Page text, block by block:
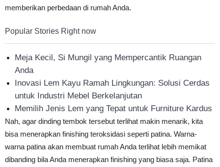
memberikan perbedaan di rumah Anda.
Popular Stories Right now
Meja Kecil, Si Mungil yang Mempercantik Ruangan
Anda
Inovasi Lem Kayu Ramah Lingkungan: Solusi Cerdas
untuk Industri Mebel Berkelanjutan
Memilih Jenis Lem yang Tepat untuk Furniture Kardus
Nah, agar dinding tembok tersebut terlihat makin menarik, kita
bisa menerapkan finishing teroksidasi seperti patina. Warna-
warna patina akan membuat rumah Anda terlihat lebih memikat
dibanding bila Anda menerapkan finishing yang biasa saja. Patina